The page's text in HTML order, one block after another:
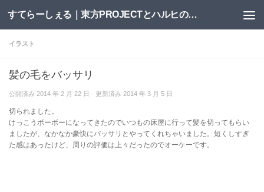
コンテンツへスキップ すてらーしぇる｜東方PROJECTとハルヒの二次創作サイト
イラスト
髪の毛をバッサリ
公開済み 2014 年 2 月 22 日 · 更新済み 2014 年 3 月 5 日
切られました。
けっこうボーボーになってきたのでいつもの床屋に行って髪を切ってもらい
ましたが、なかなか豪快にバッサリとやってくれちゃいました。短くしすぎ
た感はあったけど、周りの評価は上々だったのでオーケーです。